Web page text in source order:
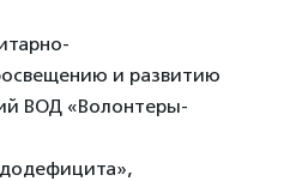
и развитию
ВОД «Волонтеры-